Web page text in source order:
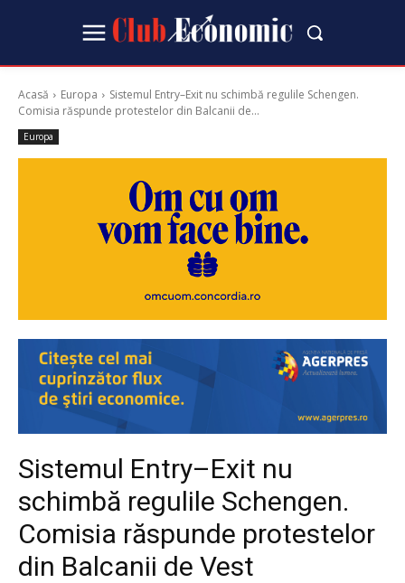
Acasă Europa
Sistemul Entry–Exit nu schimbă regulile Schengen.
Comisia răspunde protestelor din Balcanii de...
Europa
Sistemul Entry–Exit nu
schimbă regulile Schengen.
Comisia răspunde protestelor
din Balcanii de Vest